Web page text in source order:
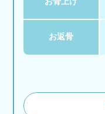
お返骨